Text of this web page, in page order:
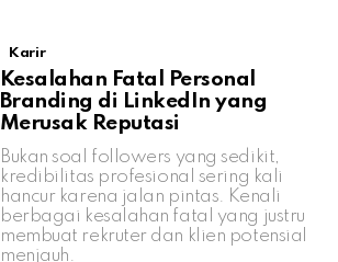
Karir
Kesalahan Fatal Personal
Branding di LinkedIn yang
Merusak Reputasi
Bukan soal followers yang sedikit,
kredibilitas profesional sering kali
hancur karena jalan pintas. Kenali
berbagai kesalahan fatal yang justru
membuat rekruter dan klien potensial
menjauh.